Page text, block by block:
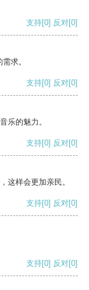
支持[0] 反对[0]
求。
支持[0] 反对[0]
乐的魅力。
支持[0] 反对[0]
这样会更加亲民。
支持[0] 反对[0]
支持[0] 反对[0]